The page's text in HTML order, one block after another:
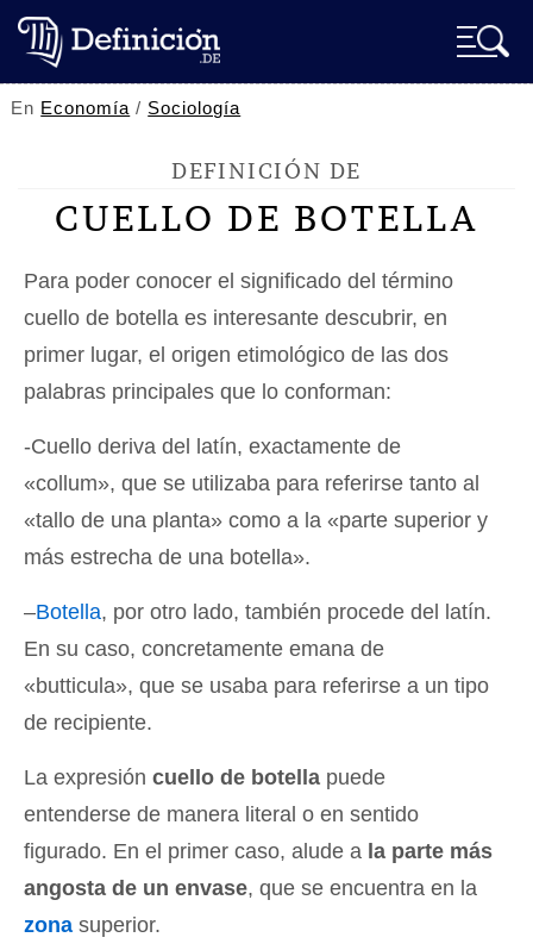
En Economía / Sociología
DEFINICIÓN DE
CUELLO DE BOTELLA
Para poder conocer el significado del término
cuello de botella es interesante descubrir, en
primer lugar, el origen etimológico de las dos
palabras principales que lo conforman:
-Cuello deriva del latín, exactamente de
«collum», que se utilizaba para referirse tanto al
«tallo de una planta» como a la «parte superior y
más estrecha de una botella».
–Botella, por otro lado, también procede del latín.
En su caso, concretamente emana de
«butticula», que se usaba para referirse a un tipo
de recipiente.
La expresión cuello de botella puede
entenderse de manera literal o en sentido
figurado. En el primer caso, alude a la parte más
angosta de un envase, que se encuentra en la
zona superior.